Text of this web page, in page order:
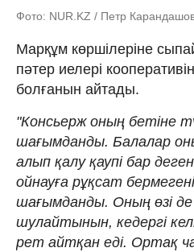
Фото: NUR.KZ / Петр
Марқұм көршілеріне
пәтер иелері
болғанын айтады.
"Консьерж оның бетіне
шағымданды. Балалар
алып қалу қаупі бар
ойнауға рұқсат
шағымданды. Оның өзі
шулайтынын, кедергі
рет айтқан еді. Ортақ